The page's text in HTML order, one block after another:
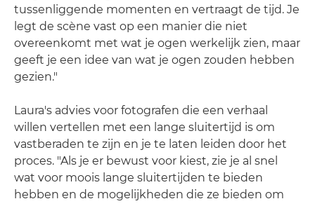
tussenliggende momenten en vertraagt de tijd. Je
legt de scène vast op een manier die niet
overeenkomt met wat je ogen werkelijk zien, maar
geeft je een idee van wat je ogen zouden hebben
gezien."
Laura's advies voor fotografen die een verhaal
willen vertellen met een lange sluitertijd is om
vastberaden te zijn en je te laten leiden door het
proces. "Als je er bewust voor kiest, zie je al snel
wat voor moois lange sluitertijden te bieden
hebben en de mogelijkheden die ze bieden om